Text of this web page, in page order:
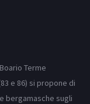
Terme
e 86) si propone di
bergamasche sugli